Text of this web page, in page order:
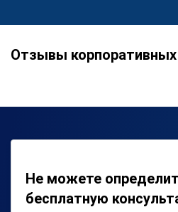
Отзывы корпоративных
Не можете
бесплатную